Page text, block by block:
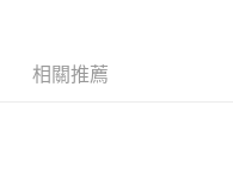
相關推薦